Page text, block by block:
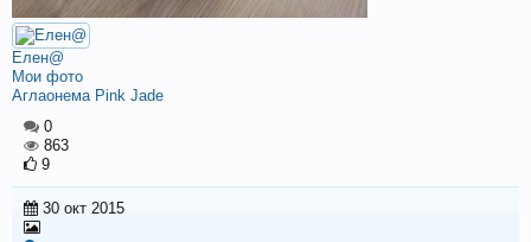
Елен@
Мои фото
Аглаонема Pink Jade
0
863
9
30 окт 2015